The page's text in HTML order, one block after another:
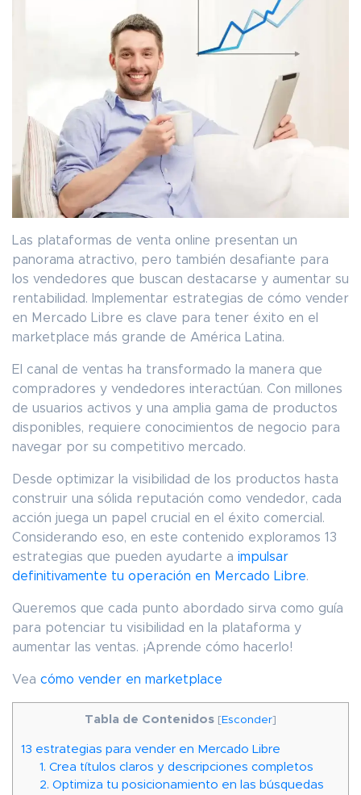
Las plataformas de venta online presentan un
panorama atractivo, pero también desafiante para
los vendedores que buscan destacarse y aumentar su
rentabilidad. Implementar estrategias de cómo vender
en Mercado Libre es clave para tener éxito en el
marketplace más grande de América Latina.
El canal de ventas ha transformado la manera que
compradores y vendedores interactúan. Con millones
de usuarios activos y una amplia gama de productos
disponibles, requiere conocimientos de negocio para
navegar por su competitivo mercado.
Desde optimizar la visibilidad de los productos hasta
construir una sólida reputación como vendedor, cada
acción juega un papel crucial en el éxito comercial.
Considerando eso, en este contenido exploramos 13
estrategias que pueden ayudarte a impulsar
definitivamente tu operación en Mercado Libre.
Queremos que cada punto abordado sirva como guía
para potenciar tu visibilidad en la plataforma y
aumentar las ventas. ¡Aprende cómo hacerlo!
Vea cómo vender en marketplace
Tabla de Contenidos [Esconder]
13 estrategias para vender en Mercado Libre
1. Crea títulos claros y descripciones completos
2. Optimiza tu posicionamiento en las búsquedas